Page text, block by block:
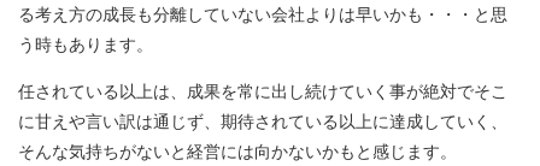
る考え方の成長も分離していない会社よりは早いかも・・・と思
う時もあります。
任されている以上は、成果を常に出し続けていく事が絶対でそこ
に甘えや言い訳は通じず、期待されている以上に達成していく、
そんな気持ちがないと経営には向かないかもと感じます。